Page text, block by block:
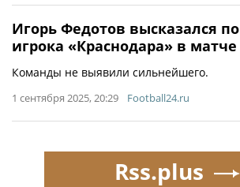
Игорь Федотов высказался
игрока «Краснодара» в
Команды не выявили сильнейшего.
1 сентября 2025, 20:29 Football24.ru
Rss.plus